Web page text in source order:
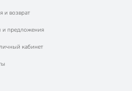
и возврат
предложения
кабинет